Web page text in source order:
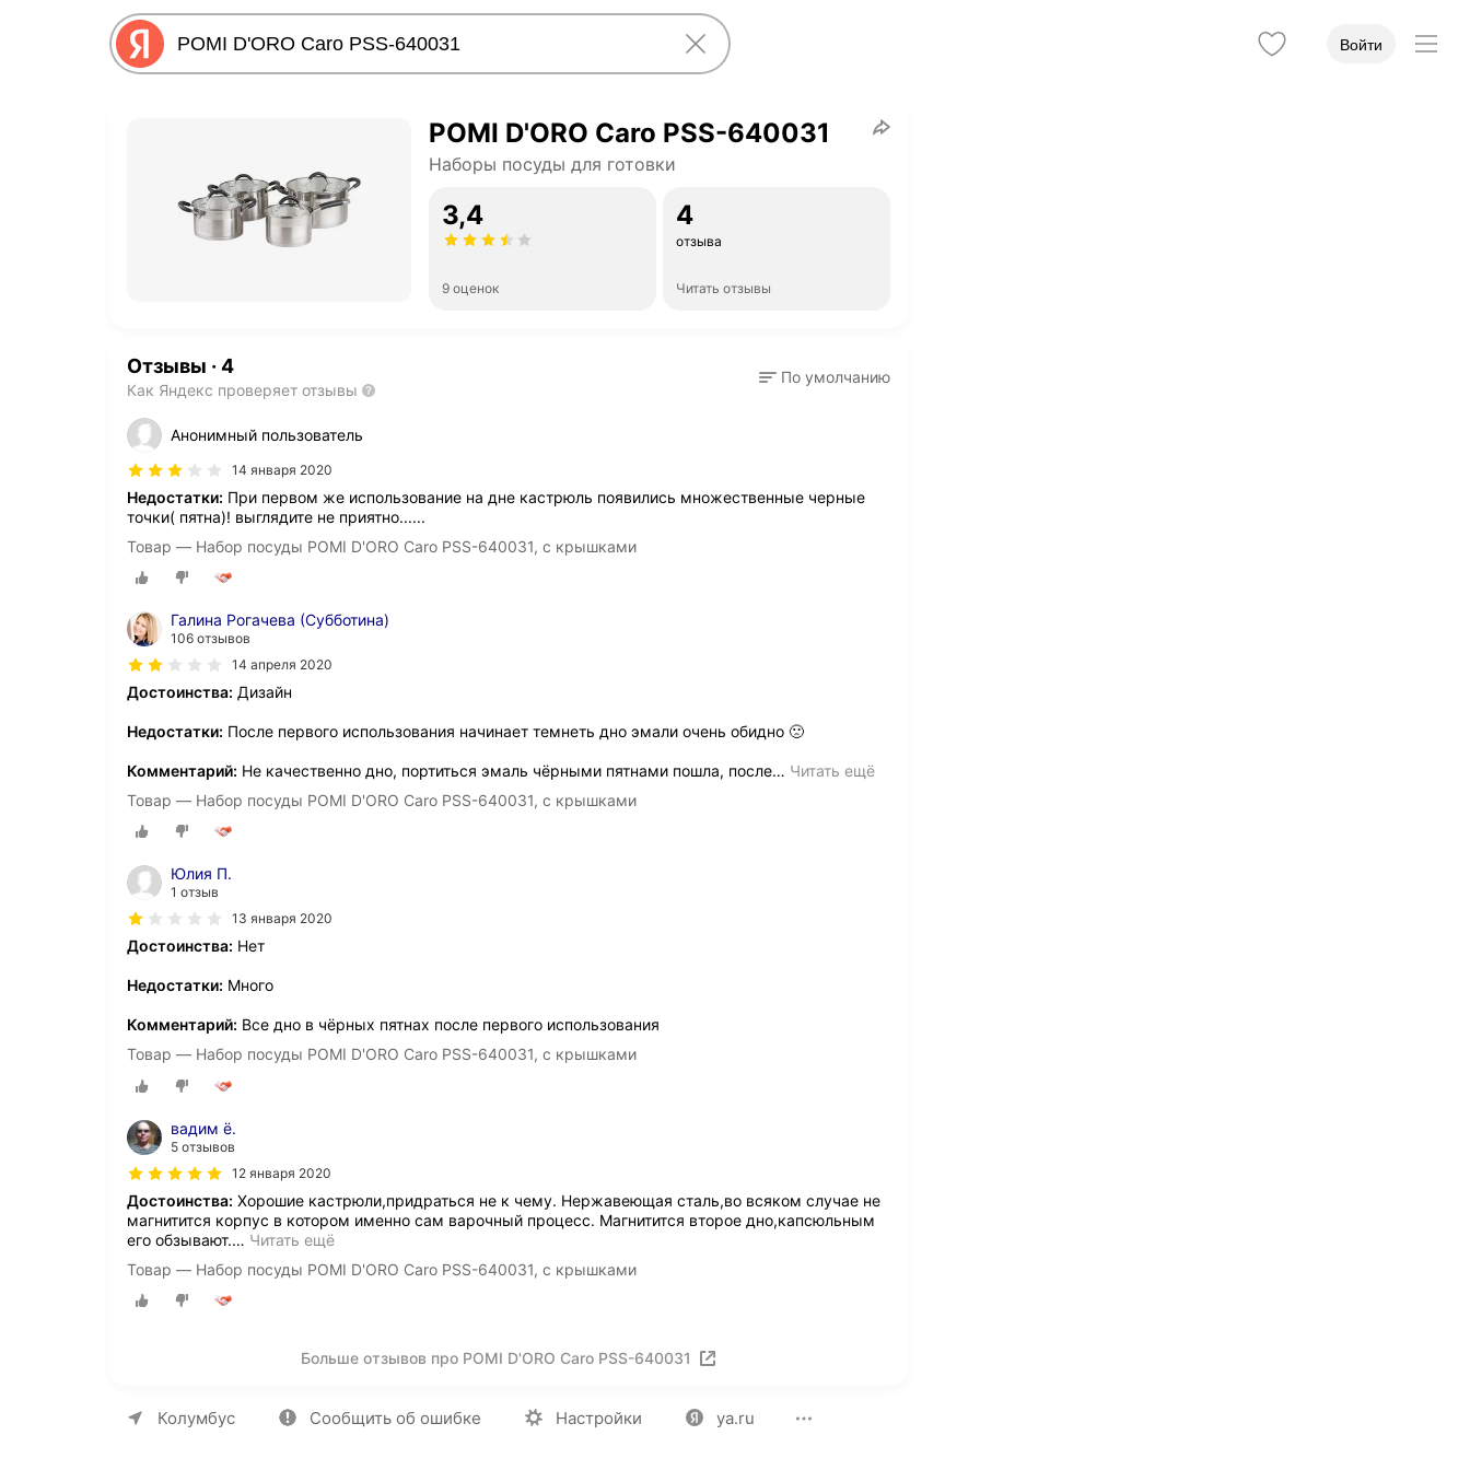
Войти
POMI D'ORO Caro PSS-640031
Наборы посуды для готовки
3,4
9 оценок
4
отзыва
Читать отзывы
Отзывы · 4
Как Яндекс проверяет отзывы
По умолчанию
Анонимный пользователь
14 января 2020
Недостатки: При первом же использование на дне кастрюль появились множественные черные
точки( пятна)! выглядите не приятно......
Товар — Набор посуды POMI D'ORO Caro PSS-640031, с крышками
Галина Рогачева (Субботина)
106 отзывов
14 апреля 2020
Достоинства: Дизайн
Недостатки: После первого использования начинает темнеть дно эмали очень обидно 🙁
Комментарий: Не качественно дно, портиться эмаль чёрными пятнами пошла, после… Читать ещё
Товар — Набор посуды POMI D'ORO Caro PSS-640031, с крышками
Юлия П.
1 отзыв
13 января 2020
Достоинства: Нет
Недостатки: Много
Комментарий: Все дно в чёрных пятнах после первого использования
Товар — Набор посуды POMI D'ORO Caro PSS-640031, с крышками
вадим ё.
5 отзывов
12 января 2020
Достоинства: Хорошие кастрюли,придраться не к чему. Нержавеющая сталь,во всяком случае не
магнитится корпус в котором именно сам варочный процесс. Магнитится второе дно,капсюльным
его обзывают.… Читать ещё
Товар — Набор посуды POMI D'ORO Caro PSS-640031, с крышками
Больше отзывов про POMI D'ORO Caro PSS-640031
Колумбус Сообщить об ошибке Настройки ya.ru